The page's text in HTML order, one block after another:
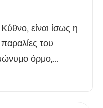
είναι ίσως η
του
όρμο,...